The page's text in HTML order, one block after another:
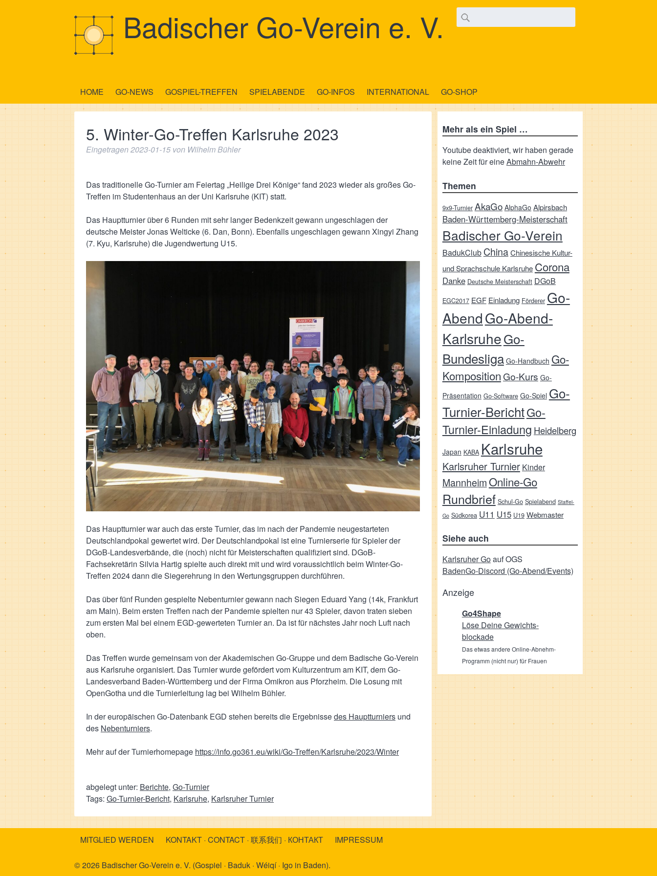
Badischer Go-Verein e. V.
HOME GO-NEWS GOSPIEL-TREFFEN SPIELABENDE GO-INFOS INTERNATIONAL GO-SHOP
5. Winter-Go-Treffen Karlsruhe 2023
Eingetragen2023-01-15 von Wilhelm Bühler
Das traditionelle Go-Turnier am Feiertag „Heilige Drei Könige“ fand 2023 wieder als großes Go-
Treffen im Studentenhaus an der Uni Karlsruhe (KIT) statt.
Das Hauptturnier über 6 Runden mit sehr langer Bedenkzeit gewann ungeschlagen der
deutsche Meister Jonas Welticke (6. Dan, Bonn). Ebenfalls ungeschlagen gewann Xingyi Zhang
(7. Kyu, Karlsruhe) die Jugendwertung U15.
Das Hauptturnier war auch das erste Turnier, das im nach der Pandemie neugestarteten
Deutschlandpokal gewertet wird. Der Deutschlandpokal ist eine Turnierserie für Spieler der
DGoB-Landesverbände, die (noch) nicht für Meisterschaften qualifiziert sind. DGoB-
Fachsekretärin Silvia Hartig spielte auch direkt mit und wird voraussichtlich beim Winter-Go-
Treffen 2024 dann die Siegerehrung in den Wertungsgruppen durchführen.
Das über fünf Runden gespielte Nebenturnier gewann nach Siegen Eduard Yang (14k, Frankfurt
am Main). Beim ersten Treffen nach der Pandemie spielten nur 43 Spieler, davon traten sieben
zum ersten Mal bei einem EGD-gewerteten Turnier an. Da ist für nächstes Jahr noch Luft nach
oben.
Das Treffen wurde gemeinsam von der Akademischen Go-Gruppe und dem Badische Go-Verein
aus Karlsruhe organisiert. Das Turnier wurde gefördert vom Kulturzentrum am KIT, dem Go-
Landesverband Baden-Württemberg und der Firma Omikron aus Pforzheim. Die Losung mit
OpenGotha und die Turnierleitung lag bei Wilhelm Bühler.
In der europäischen Go-Datenbank EGD stehen bereits die Ergebnissedes Hauptturniers und
des Nebenturniers.
Mehr auf der Turnierhomepage https://info.go361.eu/wiki/Go-Treffen/Karlsruhe/2023/Winter
abgelegt unter: Berichte, Go-Turnier
Tags: Go-Turnier-Bericht, Karlsruhe, Karlsruher Turnier
Mehr als ein Spiel …
Youtube deaktiviert, wir haben gerade
keine Zeit für eineAbmahn-Abwehr
Themen
9x9-Turnier AkaGo AlphaGo Alpirsbach
Baden-Württemberg-Meisterschaft
Badischer Go-Verein
BadukClub ChinaChinesische Kultur-
und Sprachschule Karlsruhe Corona
Danke Deutsche Meisterschaft DGoB
EGC2017 EGF Einladung Förderer Go-
AbendGo-Abend-
KarlsruheGo-
Bundesliga Go-Handbuch Go-
Komposition Go-Kurs Go-
Präsentation Go-Software Go-Spiel Go-
Turnier-BerichtGo-
Turnier-Einladung Heidelberg
Japan KABA Karlsruhe
Karlsruher Turnier Kinder
MannheimOnline-Go
Rundbrief Schul-Go Spielabend Staffel-
Go Südkorea U11 U15 U19 Webmaster
Siehe auch
Karlsruher Goauf OGS
BadenGo-Discord (Go-Abend/Events)
Anzeige
Go4Shape
Löse Deine Gewichts­
blockade
Das etwas andere Online-Abnehm-
Programm (nicht nur) für Frauen
MITGLIED WERDEN KONTAKT · CONTACT · 联系我们 · КОНТАКТ IMPRESSUM
© 2026 Badischer Go-Verein e. V. (Gospiel · Baduk · Wéiqí · Igo in Baden).